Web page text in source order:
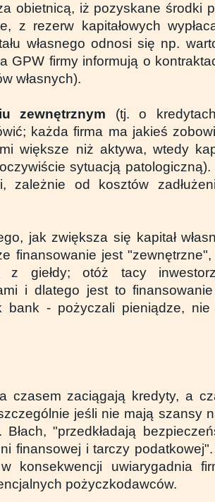
obietnicą, iż pozyskane środki
z rezerw kapitałowych
własnego odnosi się np.
GPW firmy informują o
własnych).
zewnętrznym (tj. o
każda firma ma jakieś
większe niż aktywa, wtedy
sytuacją patologiczną).
zależnie od kosztów
jak zwiększa się kapitał
finansowanie jest
z giełdy; otóż tacy
i dlatego jest to
- pożyczali pieniądze, nie
czasem zaciągają kredyty, a
szczególnie jeśli nie mają szansy
"przedkładają
finansowej i tarczy
w konsekwencji uwiarygadnia
pożyczkodawców.